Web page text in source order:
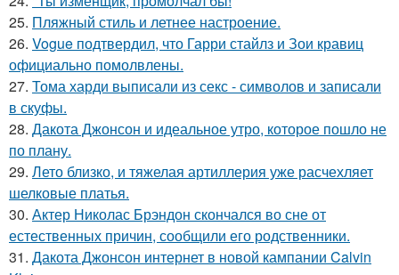
25. Пляжный стиль и летнее настроение.
26. Vogue подтвердил, что Гарри стайлз и Зои кравиц
официально помолвлены.
27. Тома харди выписали из секс - символов и записали
в скуфы.
28. Дакота Джонсон и идеальное утро, которое пошло не
по плану.
29. Лето близко, и тяжелая артиллерия уже расчехляет
шелковые платья.
30. Актер Николас Брэндон скончался во сне от
естественных причин, сообщили его родственники.
31. Дакота Джонсон интернет в новой кампании Calvin